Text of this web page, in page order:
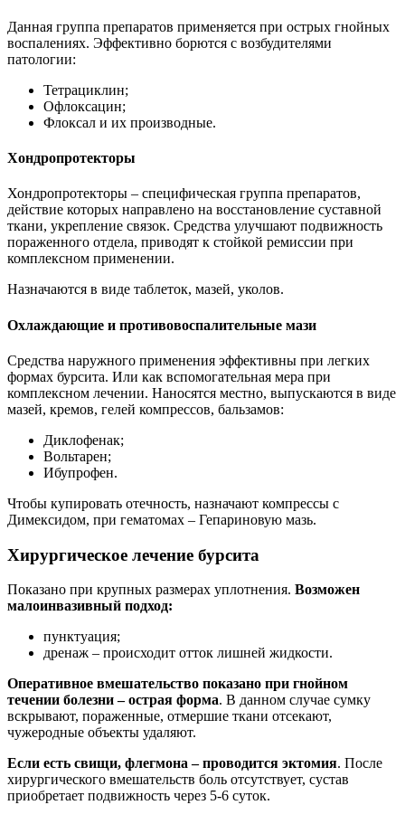
Данная группа препаратов применяется при острых гнойных
воспалениях. Эффективно борются с возбудителями
патологии:
Тетрациклин;
Офлоксацин;
Флоксал и их производные.
Хондропротекторы
Хондропротекторы – специфическая группа препаратов,
действие которых направлено на восстановление суставной
ткани, укрепление связок. Средства улучшают подвижность
пораженного отдела, приводят к стойкой ремиссии при
комплексном применении.
Назначаются в виде таблеток, мазей, уколов.
Охлаждающие и противовоспалительные мази
Средства наружного применения эффективны при легких
формах бурсита. Или как вспомогательная мера при
комплексном лечении. Наносятся местно, выпускаются в виде
мазей, кремов, гелей компрессов, бальзамов:
Диклофенак;
Вольтарен;
Ибупрофен.
Чтобы купировать отечность, назначают компрессы с
Димексидом, при гематомах – Гепариновую мазь.
Хирургическое лечение бурсита
Показано при крупных размерах уплотнения. Возможен
малоинвазивный подход:
пунктуация;
дренаж – происходит отток лишней жидкости.
Оперативное вмешательство показано при гнойном
течении болезни – острая форма. В данном случае сумку
вскрывают, пораженные, отмершие ткани отсекают,
чужеродные объекты удаляют.
Если есть свищи, флегмона – проводится эктомия. После
хирургического вмешательств боль отсутствует, сустав
приобретает подвижность через 5-6 суток.